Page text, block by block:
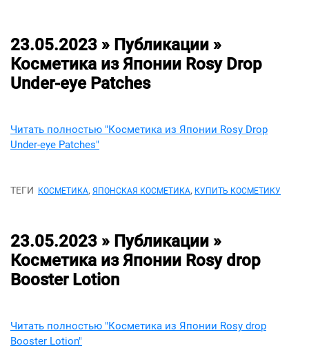
23.05.2023 » Публикации »
Косметика из Японии Rosy Drop
Under-eye Patches
Читать полностью "Косметика из Японии Rosy Drop
Under-eye Patches"
ТЕГИ КОСМЕТИКА, ЯПОНСКАЯ КОСМЕТИКА, КУПИТЬ КОСМЕТИКУ
23.05.2023 » Публикации »
Косметика из Японии Rosy drop
Booster Lotion
Читать полностью "Косметика из Японии Rosy drop
Booster Lotion"